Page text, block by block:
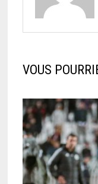
VOUS